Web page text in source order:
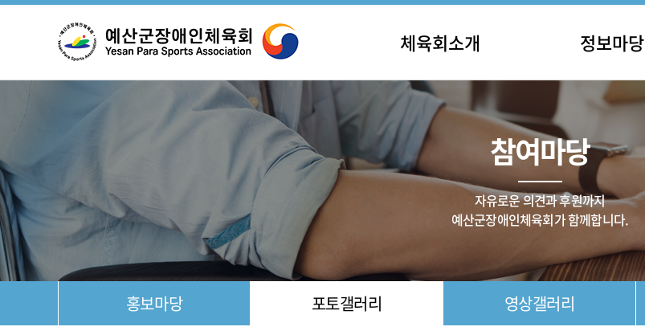
체육회소개
인사말
설립 및 연혁
조직 및 기구
주요사업
정보마당
충남장애인체육대회
전국장애인체육대회
종목별 대회
기타 대회
대회 결과
참여마당
자유로운 의견과 후원까지
예산군장애인체육회가 함께합니다.
홍보마당 포토갤러리 영상갤러리